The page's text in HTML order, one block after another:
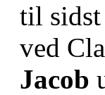
til sidst
ved
Jacob